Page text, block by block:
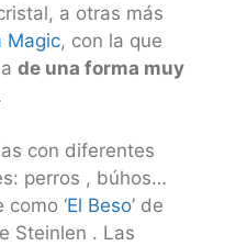
a otras más
Magic, con la que
de una forma muy
con diferentes
perros , búhos…
‘El Beso’ de
Steinlen . Las